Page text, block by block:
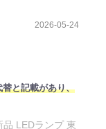
2026-05-24
替と記載があり、
LEDランプ 東